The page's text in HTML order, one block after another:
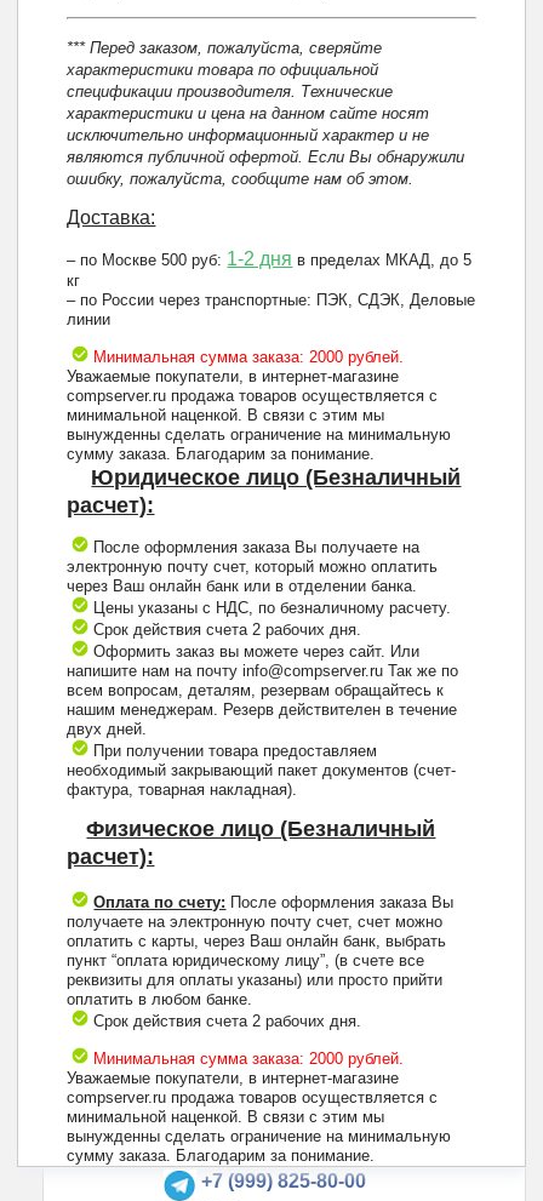
*** Перед заказом, пожалуйста, сверяйте
характеристики товара по официальной
спецификации производителя. Технические
характеристики и цена на данном сайте носят
исключительно информационный характер и не
являются публичной офертой. Если Вы обнаружили
ошибку, пожалуйста, сообщите нам об этом.
Доставка:
– по Москве 500 руб: 1-2 дня в пределах МКАД, до 5
кг
– по России через транспортные: ПЭК, СДЭК, Деловые
линии
Минимальная сумма заказа: 2000 рублей.
Уважаемые покупатели, в интернет-магазине
compserver.ru продажа товаров осуществляется с
минимальной наценкой. В связи с этим мы
вынужденны сделать ограничение на минимальную
сумму заказа. Благодарим за понимание.
Юридическое лицо (Безналичный
расчет):
После оформления заказа Вы получаете на
электронную почту счет, который можно оплатить
через Ваш онлайн банк или в отделении банка.
Цены указаны с НДС, по безналичному расчету.
Срок действия счета 2 рабочих дня.
Оформить заказ вы можете через сайт. Или
напишите нам на почту info@compserver.ru Так же по
всем вопросам, деталям, резервам обращайтесь к
нашим менеджерам. Резерв действителен в течение
двух дней.
При получении товара предоставляем
необходимый закрывающий пакет документов (счет-
фактура, товарная накладная).
Физическое лицо (Безналичный
расчет):
Оплата по счету: После оформления заказа Вы
получаете на электронную почту счет, счет можно
оплатить с карты, через Ваш онлайн банк, выбрать
пункт “оплата юридическому лицу”, (в счете все
реквизиты для оплаты указаны) или просто прийти
оплатить в любом банке.
Срок действия счета 2 рабочих дня.
Минимальная сумма заказа: 2000 рублей.
Уважаемые покупатели, в интернет-магазине
compserver.ru продажа товаров осуществляется с
минимальной наценкой. В связи с этим мы
вынужденны сделать ограничение на минимальную
сумму заказа. Благодарим за понимание.
+7 (495) 223-13-47
+7 (999) 825-80-00